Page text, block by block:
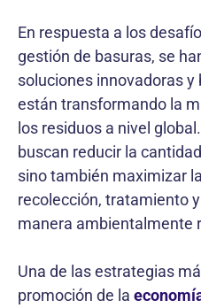
En respuesta a los
gestión de basuras, se
soluciones innovadoras
están transformando la
los residuos a nivel
buscan reducir la
sino también maximizar
recolección, tratamiento
manera ambientalmente
Una de las estrategias
promoción de la